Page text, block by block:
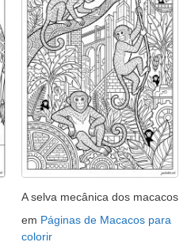
A selva mecânica dos macacos
em Páginas de Macacos para
colorir